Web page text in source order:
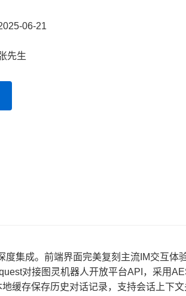
06-21
先生
集成。前端界面完美复刻主流IM交互体
对接图灵机器人开放平台API，采用
缓存保存历史对话记录，支持会话上下